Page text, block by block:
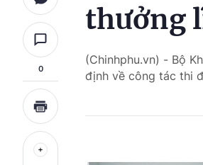
0
thưởng
(Chinhphu.vn) - Bộ
định về công tác thi